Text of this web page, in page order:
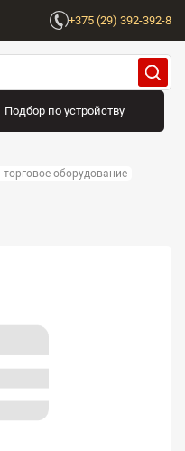
+375 (29) 392-392-8
Подбор по устройству
оборудование